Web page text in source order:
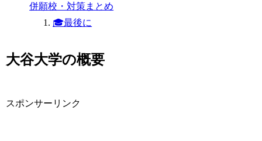
併願校・対策まとめ
🎓最後に
大谷大学の概要
スポンサーリンク